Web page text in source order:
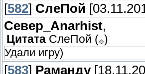
[582] СлеПoй
Север_Anarhist,
Цитата СлеПoй ( )
Удали игру)
[583] Раманду